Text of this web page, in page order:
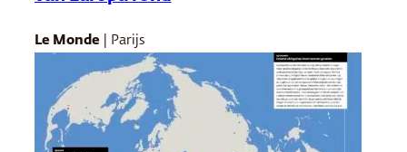
Le Monde | Parijs